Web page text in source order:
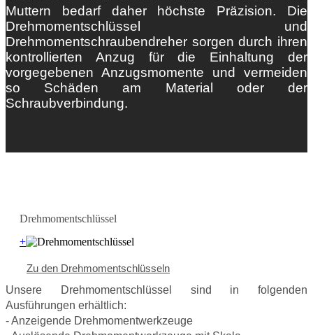
Muttern bedarf daher höchste Präzision. Die
Drehmomentschlüssel und
Drehmomentschraubendreher sorgen durch ihren
kontrollierten Anzug für die Einhaltung der
vorgegebenen Anzugsmomente und vermeiden
so Schäden am Material oder der
Schraubverbindung.
Drehmomentschlüssel
+
Zu den Drehmomentschlüsseln
Unsere Drehmomentschlüssel sind in folgenden
Ausführungen erhältlich:
- Anzeigende Drehmomentwerkzeuge